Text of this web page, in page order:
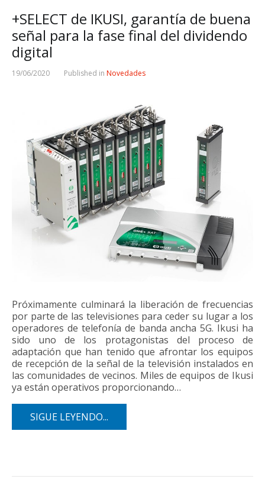
+SELECT de IKUSI, garantía de buena
señal para la fase final del dividendo
digital
19/06/2020 Published in Novedades
Próximamente culminará la liberación de frecuencias
por parte de las televisiones para ceder su lugar a los
operadores de telefonía de banda ancha 5G. Ikusi ha
sido uno de los protagonistas del proceso de
adaptación que han tenido que afrontar los equipos
de recepción de la señal de la televisión instalados en
las comunidades de vecinos. Miles de equipos de Ikusi
ya están operativos proporcionando…
SIGUE LEYENDO...